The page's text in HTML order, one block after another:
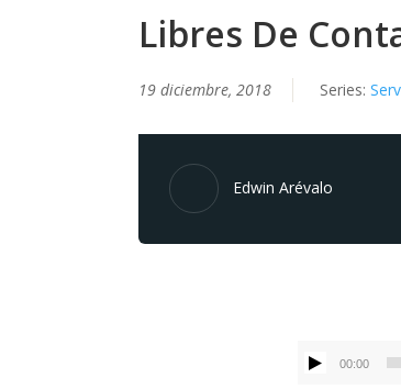
Libres De
19 diciembre, 2018 Series:
Edwin Arévalo
00:00